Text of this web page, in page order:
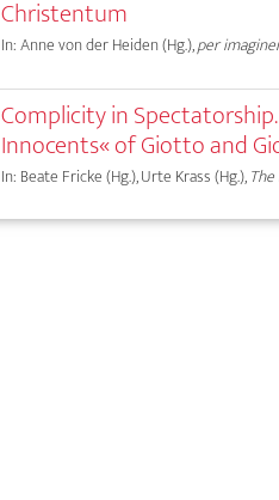
Christentum
In: Anne von der Heiden (Hg.),per
Complicity in
Innocents« of Giotto and
In: Beate Fricke (Hg.), Urte Krass (Hg.),